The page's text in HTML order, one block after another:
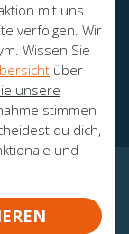
mit uns
verfolgen. Wir
Wissen Sie
über
unsere
stimmen
du dich,
und